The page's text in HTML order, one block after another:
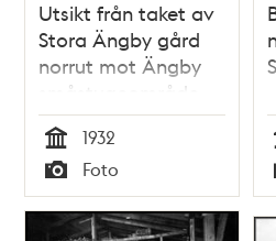
Utsikt från taket av
Stora Ängby gård
norrut mot Ängby
småstugeområde
och Beckomberga
sjukhus
Tid
1932
Typ
Foto